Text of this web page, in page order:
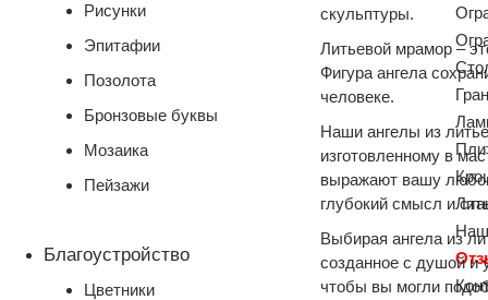
Рисунки
Эпитафии
Позолота
Бронзовые буквы
Мозаика
Пейзажи
Благоустройство
Цветники
скульптуры.
Литьевой мрамор –
Фигура ангела
человеке.
Наши ангелы из
изготовленному в
выражают вашу
глубокий смысл и
Выбирая ангела из
созданное с душой и
чтобы вы могли